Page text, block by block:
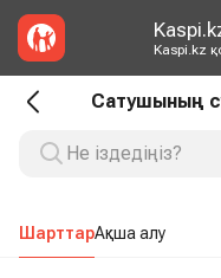
Kaspi.kz
Сатушының
ШарттарАқша алу